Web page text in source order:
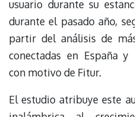
usuario durante su
durante el pasado año,
partir del análisis de
conectadas en España y
con motivo de Fitur.
El estudio atribuye este